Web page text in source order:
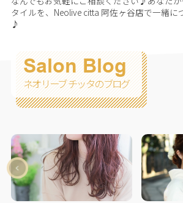
タイルを、Neolive citta 阿佐ヶ谷店で一緒に
♪
Salon Blog
ネオリーブ チッタのブログ